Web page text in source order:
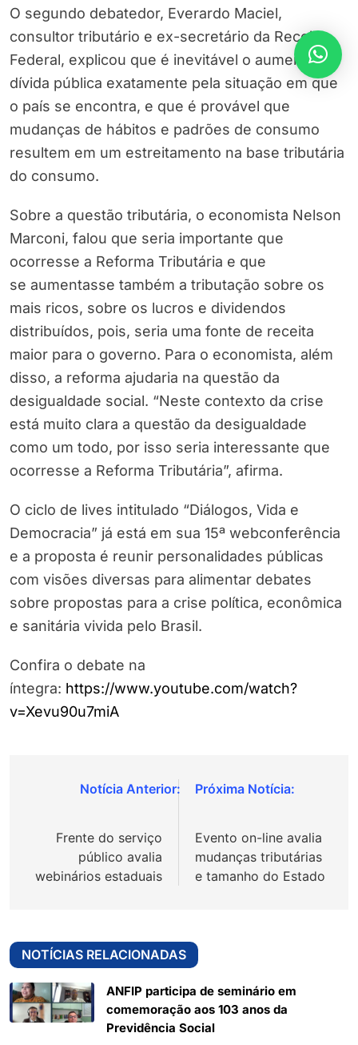
O segundo debatedor, Everardo Maciel,
consultor tributário e ex-secretário da Receita
Federal, explicou que é inevitável o aumento da
dívida pública exatamente pela situação em que
o país se encontra, e que é provável que
mudanças de hábitos e padrões de consumo
resultem em um estreitamento na base tributária
do consumo.
Sobre a questão tributária, o economista Nelson
Marconi, falou que seria importante que
ocorresse a Reforma Tributária e que
se aumentasse também a tributação sobre os
mais ricos, sobre os lucros e dividendos
distribuídos, pois, seria uma fonte de receita
maior para o governo. Para o economista, além
disso, a reforma ajudaria na questão da
desigualdade social. “Neste contexto da crise
está muito clara a questão da desigualdade
como um todo, por isso seria interessante que
ocorresse a Reforma Tributária”, afirma.
O ciclo de lives intitulado “Diálogos, Vida e
Democracia” já está em sua 15ª webconferência
e a proposta é reunir personalidades públicas
com visões diversas para alimentar debates
sobre propostas para a crise política, econômica
e sanitária vivida pelo Brasil.
Confira o debate na
íntegra: https://www.youtube.com/watch?
v=Xevu90u7miA
Navegação
Post
Frente do serviço
público avalia
webinários estaduais
Evento on-line avalia
mudanças tributárias
e tamanho do Estado
NOTÍCIAS RELACIONADAS
ANFIP participa de seminário em
comemoração aos 103 anos da
Previdência Social